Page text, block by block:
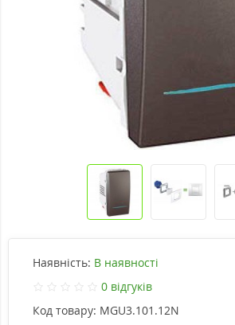
Наявність: В наявності
0 відгуків
Код товару: MGU3.101.12N